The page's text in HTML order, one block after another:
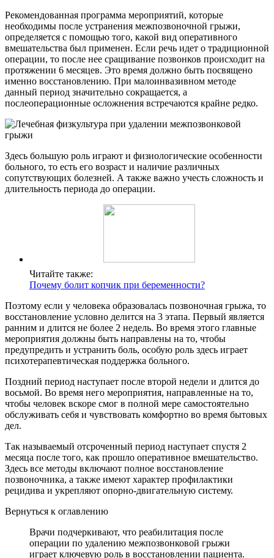
Рекомендованная программа мероприятий, которые
необходимы после устранения межпозвоночной грыжи,
определяется с помощью того, какой вид оперативного
вмешательства был применен. Если речь идет о традиционной
операции, то после нее сращивание позвонков происходит на
протяжении 6 месяцев. Это время должно быть посвящено
именно восстановлению. При малоинвазивном методе
данный период значительно сокращается, а
послеоперационные осложнения встречаются крайне редко.
Здесь большую роль играют и физиологические особенности
больного, то есть его возраст и наличие различных
сопутствующих болезней. А также важно учесть сложность и
длительность периода до операции.
Читайте также:
Почему болит копчик при беременности?
Поэтому если у человека образовалась позвоночная грыжа, то
восстановление условно делится на 3 этапа. Первый является
ранним и длится не более 2 недель. Во время этого главные
мероприятия должны быть направлены на то, чтобы
предупредить и устранить боль, особую роль здесь играет
психотерапевтическая поддержка больного.
Поздний период наступает после второй недели и длится до
восьмой. Во время него мероприятия, направленные на то,
чтобы человек вскоре смог в полной мере самостоятельно
обслуживать себя и чувствовать комфортно во время бытовых
дел.
Так называемый отсроченный период наступает спустя 2
месяца после того, как прошло оперативное вмешательство.
Здесь все методы включают полное восстановление
позвоночника, а также имеют характер профилактики
рецидива и укрепляют опорно-двигательную систему.
Вернуться к оглавлению
Врачи подчеркивают, что реабилитация после
операции по удалению межпозвонковой грыжи
играет ключевую роль в восстановлении пациента.